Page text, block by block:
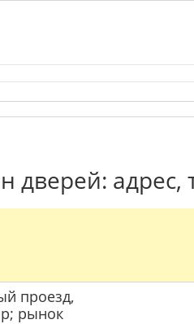
дверей: адрес,
проезд,
рынок